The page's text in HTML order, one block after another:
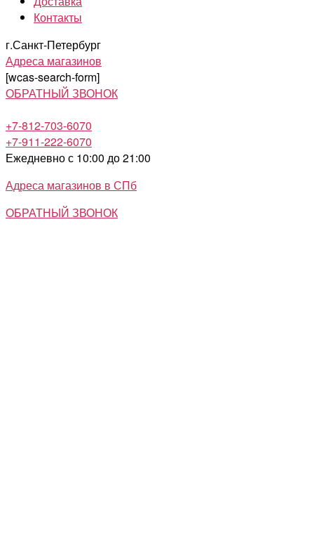
Контакты
г.Санкт-Петербург
Адреса магазинов
[wcas-search-form]
ОБРАТНЫЙ ЗВОНОК
+7-812-703-6070
+7-911-222-6070
Ежедневно с 10:00 до 21:00
Адреса магазинов в СПб
ОБРАТНЫЙ ЗВОНОК